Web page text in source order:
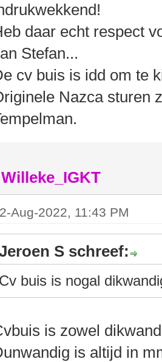
daar echt respect
Stefan...
cv buis is idd om te
Nazca sturen
Willeke_IGKT
Aug-2022, 11:43 PM
S schreef:
Cv buis is nogal
is zowel
is altijd in